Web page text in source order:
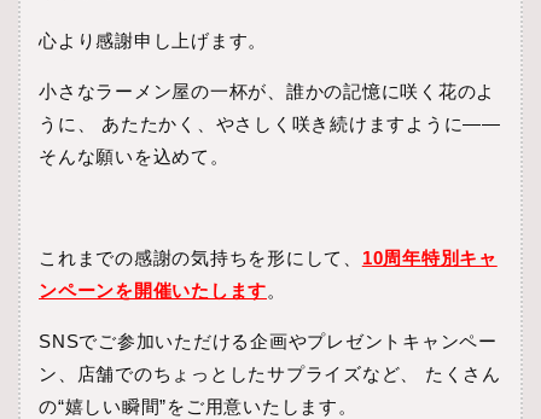
心より感謝申し上げます。
小さなラーメン屋の一杯が、誰かの記憶に咲く花のよ
うに、 あたたかく、やさしく咲き続けますように——
そんな願いを込めて。
これまでの感謝の気持ちを形にして、 10周年特別キャ
ンペーンを開催いたします。
SNSでご参加いただける企画やプレゼントキャンペー
ン、店舗でのちょっとしたサプライズなど、 たくさん
の“嬉しい瞬間”をご用意いたします。